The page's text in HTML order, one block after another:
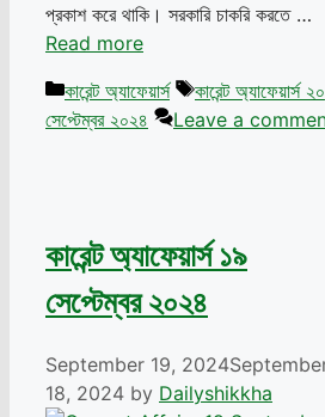
প্রকাশ করে থাকি। সরকারি চাকরি করতে …
Read more
Categories
কারেন্ট অ্যাফেয়ার্স Tags
কারেন্ট অ্যাফেয়ার্স ২০
সেপ্টেম্বর ২০২৪
Leave a
কারেন্ট অ্যাফেয়ার্স ১৯
সেপ্টেম্বর ২০২৪
September 19, 2024
18, 2024 by Dailyshikkha